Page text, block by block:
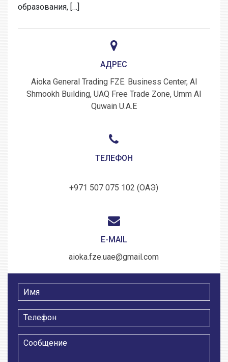
образования, […]
АДРЕС
Aioka General Trading FZE. Business Center, Al
Shmookh Building, UAQ Free Trade Zone, Umm Al
Quwain U.A.E
ТЕЛЕФОН
+971 507 075 102 (ОАЭ)
E-MAIL
aioka.fze.uae@gmail.com